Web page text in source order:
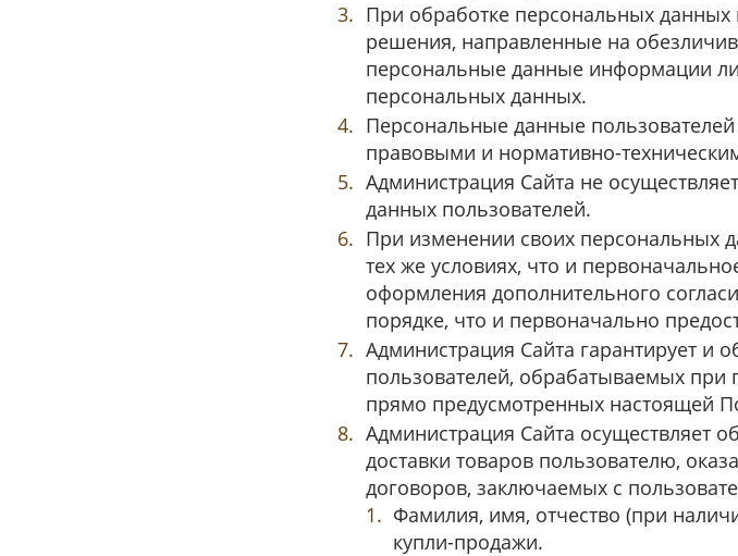
При обработке персональных данных
решения, направленные на
персональные данные информации
персональных данных.
Персональные данные
правовыми и нормативно-
Администрация Сайта не
данных пользователей.
При изменении своих персональных
тех же условиях, что и
оформления дополнительного
порядке, что и первоначально
Администрация Сайта гарантирует и
пользователей, обрабатываемых при
прямо предусмотренных настоящей
Администрация Сайта осуществляет
доставки товаров пользователю,
договоров, заключаемых с
Фамилия, имя, отчество (при
купли-продажи.